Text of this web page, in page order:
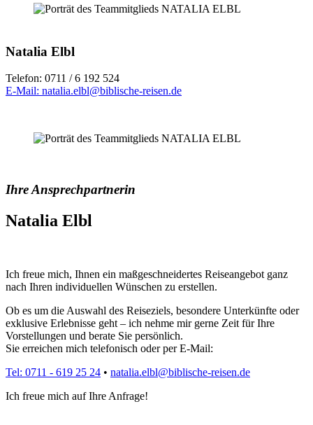
Natalia Elbl
Telefon: 0711 / 6 192 524
E-Mail: natalia.elbl@biblische-reisen.de
Ihre Ansprechpartnerin
Natalia Elbl
Ich freue mich, Ihnen ein maßgeschneidertes Reiseangebot ganz
nach Ihren individuellen Wünschen zu erstellen.
Ob es um die Auswahl des Reiseziels, besondere Unterkünfte oder
exklusive Erlebnisse geht – ich nehme mir gerne Zeit für Ihre
Vorstellungen und berate Sie persönlich.
Sie erreichen mich telefonisch oder per E-Mail:
Tel: 0711 - 619 25 24 • natalia.elbl@biblische-reisen.de
Ich freue mich auf Ihre Anfrage!